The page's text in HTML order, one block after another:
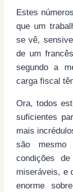
Estes
que um
se vê,
de um
segundo a
carga fiscal
Ora, todos
suficientes
mais
são mesmo
condições
miseráveis, e
enorme